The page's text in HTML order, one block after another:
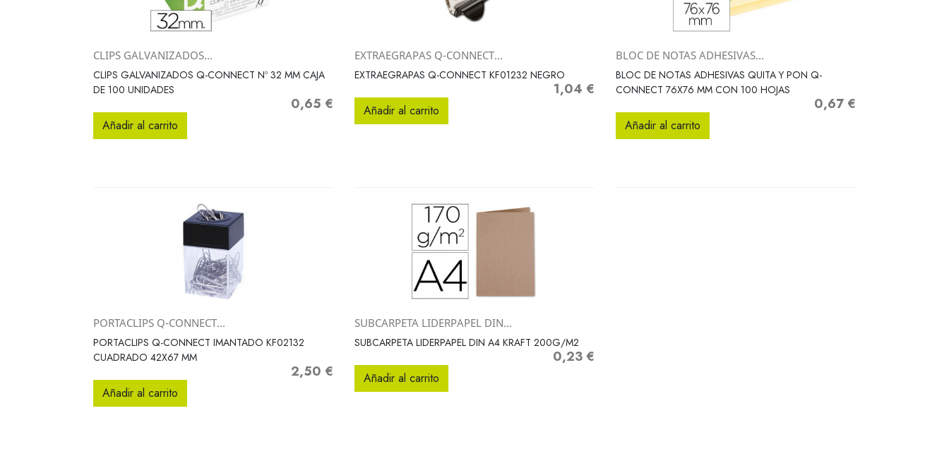
 Vista rápida
CLIPS GALVANIZADOS...
CLIPS GALVANIZADOS Q-CONNECT Nº 32 MM CAJA
DE 100 UNIDADES
Precio
0,65 €
Añadir al carrito
 Vista rápida
EXTRAEGRAPAS Q-CONNECT...
EXTRAEGRAPAS Q-CONNECT KF01232 NEGRO
Precio
1,04 €
Añadir al carrito
Vista rápida
BLOC DE NOTAS ADHESIVAS...
BLOC DE NOTAS ADHESIVAS QUITA Y PON Q-
CONNECT 76X76 MM CON 100 HOJAS
Precio
0,67 €
Añadir al carrito
Vista rápida
PORTACLIPS Q-CONNECT...
PORTACLIPS Q-CONNECT IMANTADO KF02132
CUADRADO 42X67 MM
Precio
2,50 €
Añadir al carrito
Vista rápida
SUBCARPETA LIDERPAPEL DIN...
SUBCARPETA LIDERPAPEL DIN A4 KRAFT 200G/M2
Precio
0,23 €
Añadir al carrito